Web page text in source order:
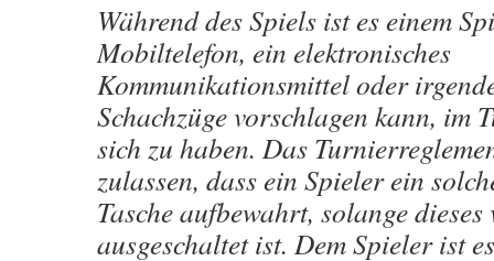
Während des Spiels ist es einem
Mobiltelefon, ein elektronisches
Kommunikationsmittel oder
Schachzüge vorschlagen kann, im
sich zu haben. Das
zulassen, dass ein Spieler ein
Tasche aufbewahrt, solange
ausgeschaltet ist. Dem Spieler ist